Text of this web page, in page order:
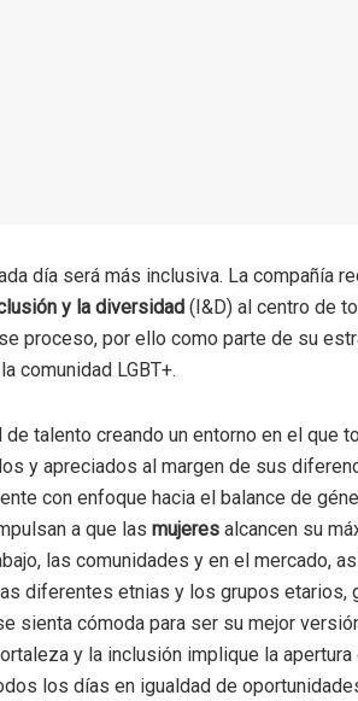
día será más inclusiva. La compañía
y la diversidad (I&D) al centro de
proceso, por ello como parte de su
comunidad LGBT+.
talento creando un entorno en el que
y apreciados al margen de sus
con enfoque hacia el balance de
a que las mujeres alcancen su
las comunidades y en el mercado,
diferentes etnias y los grupos etarios,
sienta cómoda para ser su mejor
y la inclusión implique la apertura
los días en igualdad de